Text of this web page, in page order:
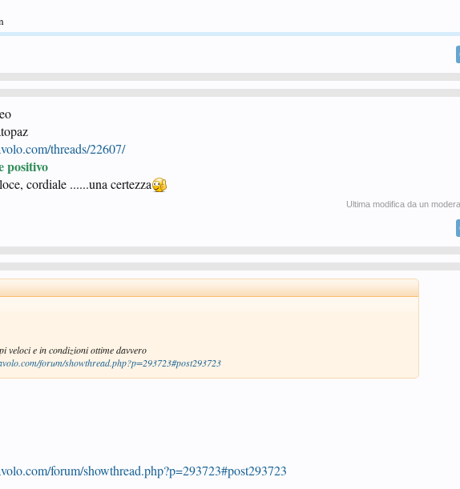
threads/22607/
positivo
cordiale ......una certezza
Ultima modifica da un
veloci e in condizioni ottime davvero
forum/showthread.php?p=293723#post293723
forum/showthread.php?p=293723#post293723